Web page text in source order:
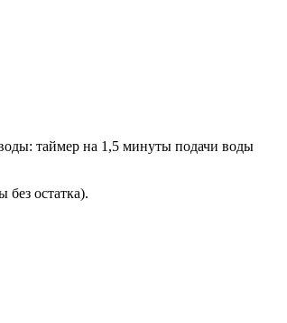
таймер на 1,5 минуты подачи воды
остатка).